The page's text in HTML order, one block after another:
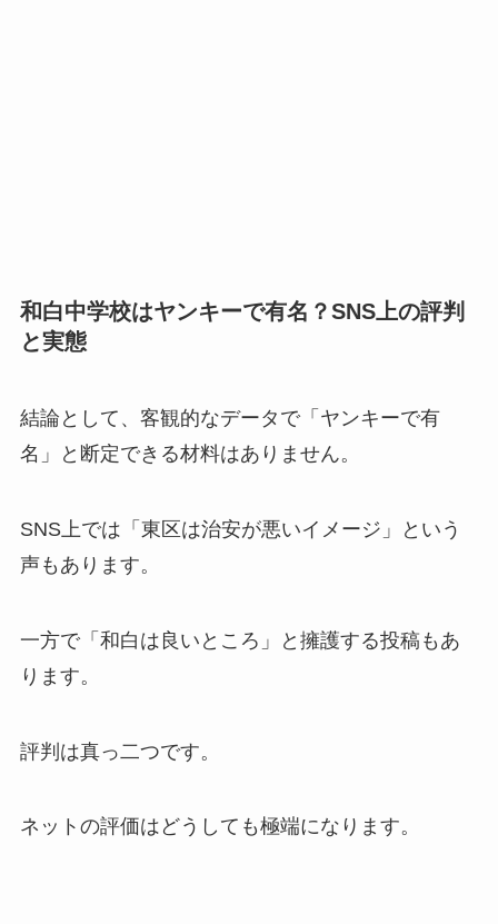
和白中学校はヤンキーで有名？SNS上の評判
と実態
結論として、客観的なデータで「ヤンキーで有
名」と断定できる材料はありません。
SNS上では「東区は治安が悪いイメージ」という
声もあります。
一方で「和白は良いところ」と擁護する投稿もあ
ります。
評判は真っ二つです。
ネットの評価はどうしても極端になります。